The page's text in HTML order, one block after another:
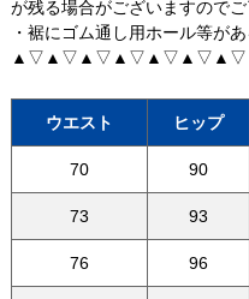
が残る場合がございますのでご
・裾にゴム通し用ホール等が
ウエスト ヒップ
70 90
73 93
76 96